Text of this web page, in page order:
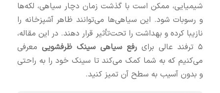
شیمیایی، ممکن است با گذشت زمان دچار سیاهی، لکه‌ها
و رسوبات شود. این سیاهی‌ها می‌توانند ظاهر آشپزخانه را
نازیبا کرده و بهداشت را تحت‌تأثیر قرار دهند. در این مقاله،
۵ ترفند عالی برای
رفع سیاهی سینک ظرفشویی معرفی
می‌کنیم که به شما کمک می‌کند تا سینک خود را به راحتی
و بدون آسیب به سطح آن تمیز کنید.